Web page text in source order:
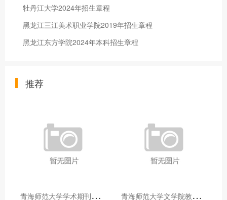
牡丹江大学2024年招生章程
黑龙江三江美术职业学院2019年招生章程
黑龙江东方学院2024年本科招生章程
推荐
青
海师范大学学术期刊两个专栏入选2025年青海省期刊重点专栏 青
海师范大学文学院教师赴山东省相关高校和学术机构交流学习